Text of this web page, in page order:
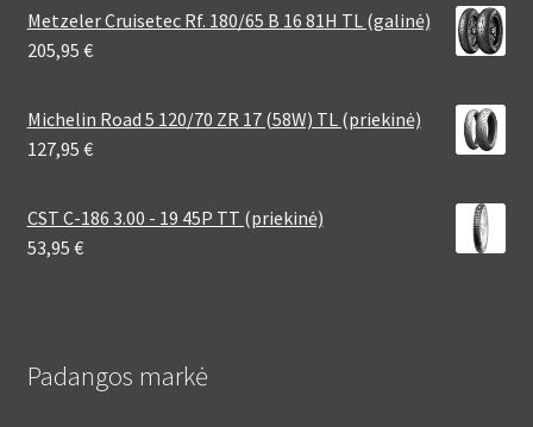
Metzeler Cruisetec Rf. 180/65 B 16 81H TL (galinė)
205,95 €
Michelin Road 5 120/70 ZR 17 (58W) TL (priekinė)
127,95 €
CST C-186 3.00 - 19 45P TT (priekinė)
53,95 €
Padangos markė